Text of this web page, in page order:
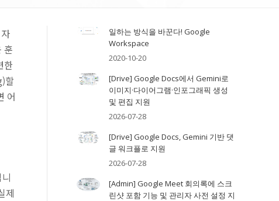
훈
한
할
어
제
일하는 방식을 바꾼다! Google
Workspace
2020-10-20
[Drive] Google Docs에서 Gemini로
이미지·다이어그램·인포그래픽 생성
및 편집 지원
2026-07-28
[Drive] Google Docs, Gemini 기반 댓
글 워크플로 지원
2026-07-28
[Admin] Google Meet 회의록에 스크
린샷 포함 기능 및 관리자 사전 설정 지